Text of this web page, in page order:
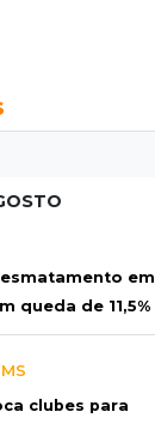
em
queda de 11,5%
clubes para